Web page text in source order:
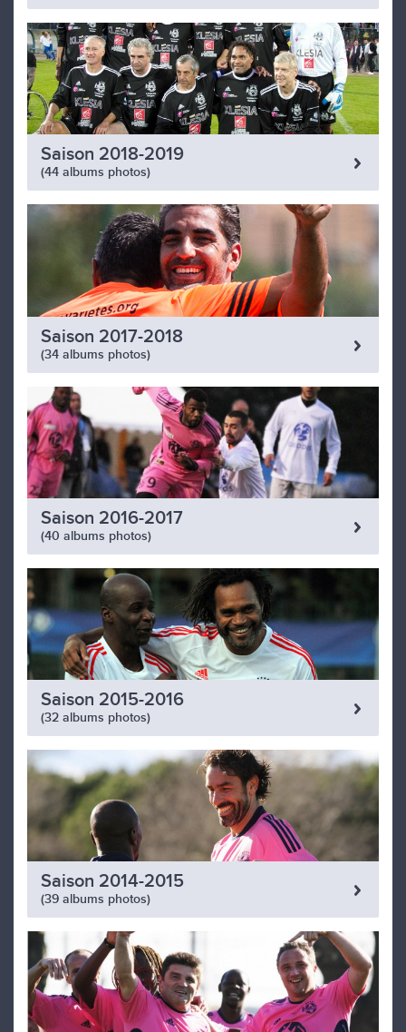
Saison 2018-2019
(44 albums photos)
Saison 2017-2018
(34 albums photos)
Saison 2016-2017
(40 albums photos)
Saison 2015-2016
(32 albums photos)
Saison 2014-2015
(39 albums photos)